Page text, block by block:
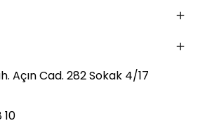
Açın Cad. 282 Sokak 4/17